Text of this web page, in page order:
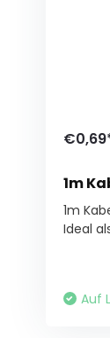
1m
1m
Ideal
Auf